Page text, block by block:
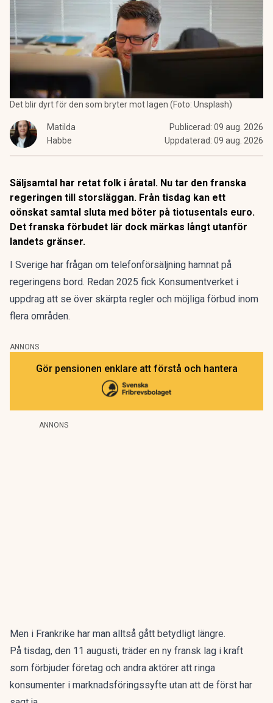
Det blir dyrt för den som bryter mot lagen (Foto: Unsplash)
Matilda
Habbe
Publicerad: 09 aug. 2026
Uppdaterad: 09 aug. 2026
Säljsamtal har retat folk i åratal. Nu tar den franska
regeringen till storsläggan. Från tisdag kan ett
oönskat samtal sluta med böter på tiotusentals euro.
Det franska förbudet lär dock märkas långt utanför
landets gränser.
I Sverige har frågan om telefonförsäljning hamnat på
regeringens bord. Redan 2025 fick Konsumentverket i
uppdrag att se över skärpta regler och möjliga förbud inom
flera områden.
ANNONS
Gör pensionen enklare att förstå och hantera
ANNONS
Men i Frankrike har man alltså gått betydligt längre.
På tisdag, den 11 augusti, träder en ny fransk lag i kraft
som förbjuder företag och andra aktörer att ringa
konsumenter i marknadsföringssyfte utan att de först har